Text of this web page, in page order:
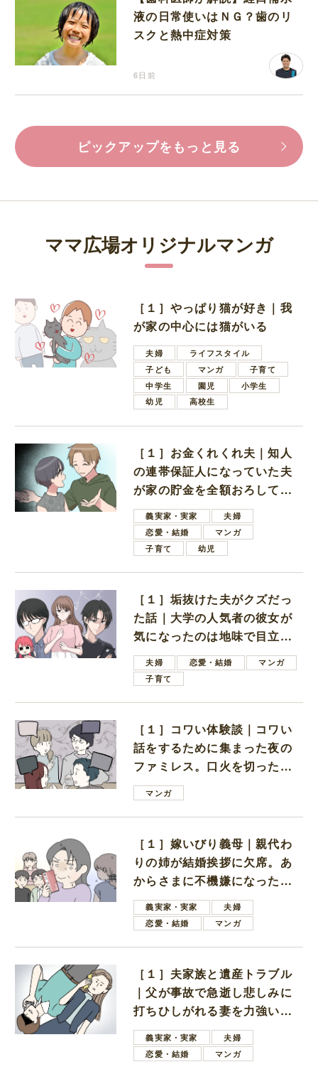
液の日常使いはＮＧ？歯のリ
スクと熱中症対策
6日前
ピックアップをもっと見る
ママ広場オリジナルマンガ
［１］やっぱり猫が好き｜我
が家の中心には猫がいる
夫婦
ライフスタイル
子ども
マンガ
子育て
中学生
園児
小学生
幼児
高校生
［１］お金くれくれ夫｜知人
の連帯保証人になっていた夫
が家の貯金を全額おろしてほ
しいと言ってきた
義実家・実家
夫婦
恋愛・結婚
マンガ
子育て
幼児
［１］垢抜けた夫がクズだっ
た話｜大学の人気者の彼女が
気になったのは地味で目立た
ない男子学生
夫婦 恋愛・結婚
マンガ
子育て
［１］コワい体験談｜コワい
話をするために集まった夜の
ファミレス。口火を切ったの
は電車好きの男の子ママ
マンガ
［１］嫁いびり義母｜親代わ
りの姉が結婚挨拶に欠席。あ
からさまに不機嫌になった義
母義実家・実家
夫婦
恋愛・結婚
マンガ
［１］夫家族と遺産トラブル
｜父が事故で急逝し悲しみに
打ちひしがれる妻を力強い言
葉で励ます夫
義実家・実家
夫婦
恋愛・結婚
マンガ